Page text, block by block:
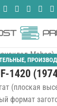
,
,
1420
(плоская
формат